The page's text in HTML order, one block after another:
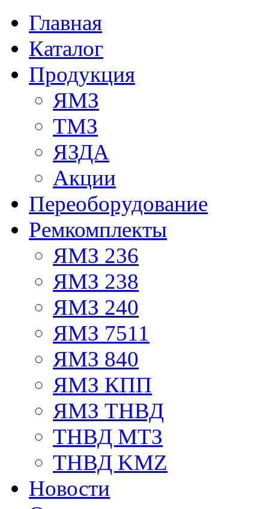
Главная
Каталог
Продукция
ЯМЗ
ТМЗ
ЯЗДА
Акции
Переоборудование
Ремкомплекты
ЯМЗ 236
ЯМЗ 238
ЯМЗ 240
ЯМЗ 7511
ЯМЗ 840
ЯМЗ КПП
ЯМЗ ТНВД
ТНВД МТЗ
ТНВД KMZ
Новости